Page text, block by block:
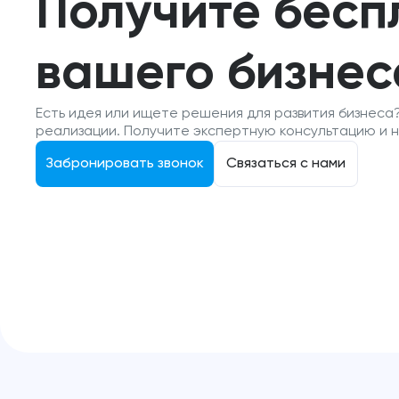
Получите
вашего
Есть идея или ищете решения для развития
реализации. Получите экспертную консультацию
Забронировать звонок Связаться с нами